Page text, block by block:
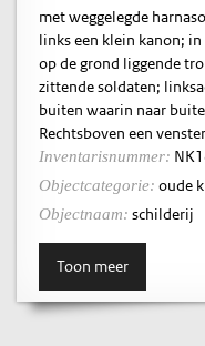
met weggelegde
links een klein kanon;
op de grond liggende
zittende soldaten;
buiten waarin naar
Rechtsboven een
Inventarisnummer:
Objectcategorie: oude
Objectnaam: schilderij
Toon meer